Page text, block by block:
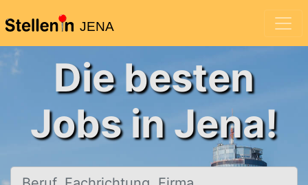
JENA
Die besten
Jobs in Jena!
Beruf, Fachrichtung, Firma